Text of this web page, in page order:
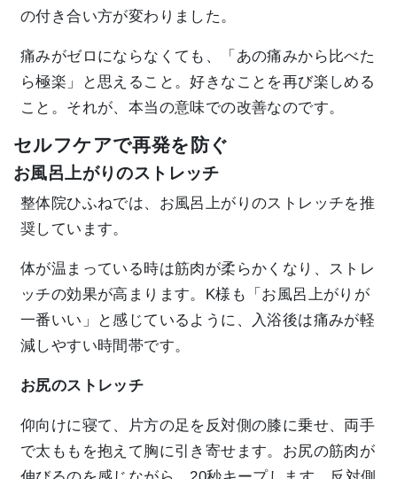
の付き合い方が変わりました。
痛みがゼロにならなくても、「あの痛みから比べた
ら極楽」と思えること。好きなことを再び楽しめる
こと。それが、本当の意味での改善なのです。
セルフケアで再発を防ぐ
お風呂上がりのストレッチ
整体院ひふねでは、お風呂上がりのストレッチを推
奨しています。
体が温まっている時は筋肉が柔らかくなり、ストレ
ッチの効果が高まります。K様も「お風呂上がりが
一番いい」と感じているように、入浴後は痛みが軽
減しやすい時間帯です。
お尻のストレッチ
仰向けに寝て、片方の足を反対側の膝に乗せ、両手
で太ももを抱えて胸に引き寄せます。お尻の筋肉が